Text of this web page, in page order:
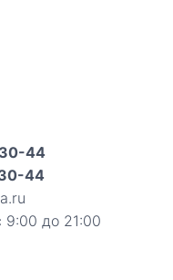
44
44
до 21:00